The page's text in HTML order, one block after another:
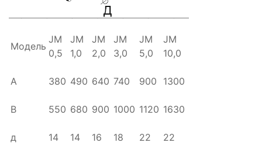
Модель
JM
0,5
JM
1,0
JM
2,0
JM
3,0
JM
5,0
JM
10,0
A 380 490 640 740 900 1300
B 550 680 900 1000 1120 1630
д 14 14 16 18 22 22